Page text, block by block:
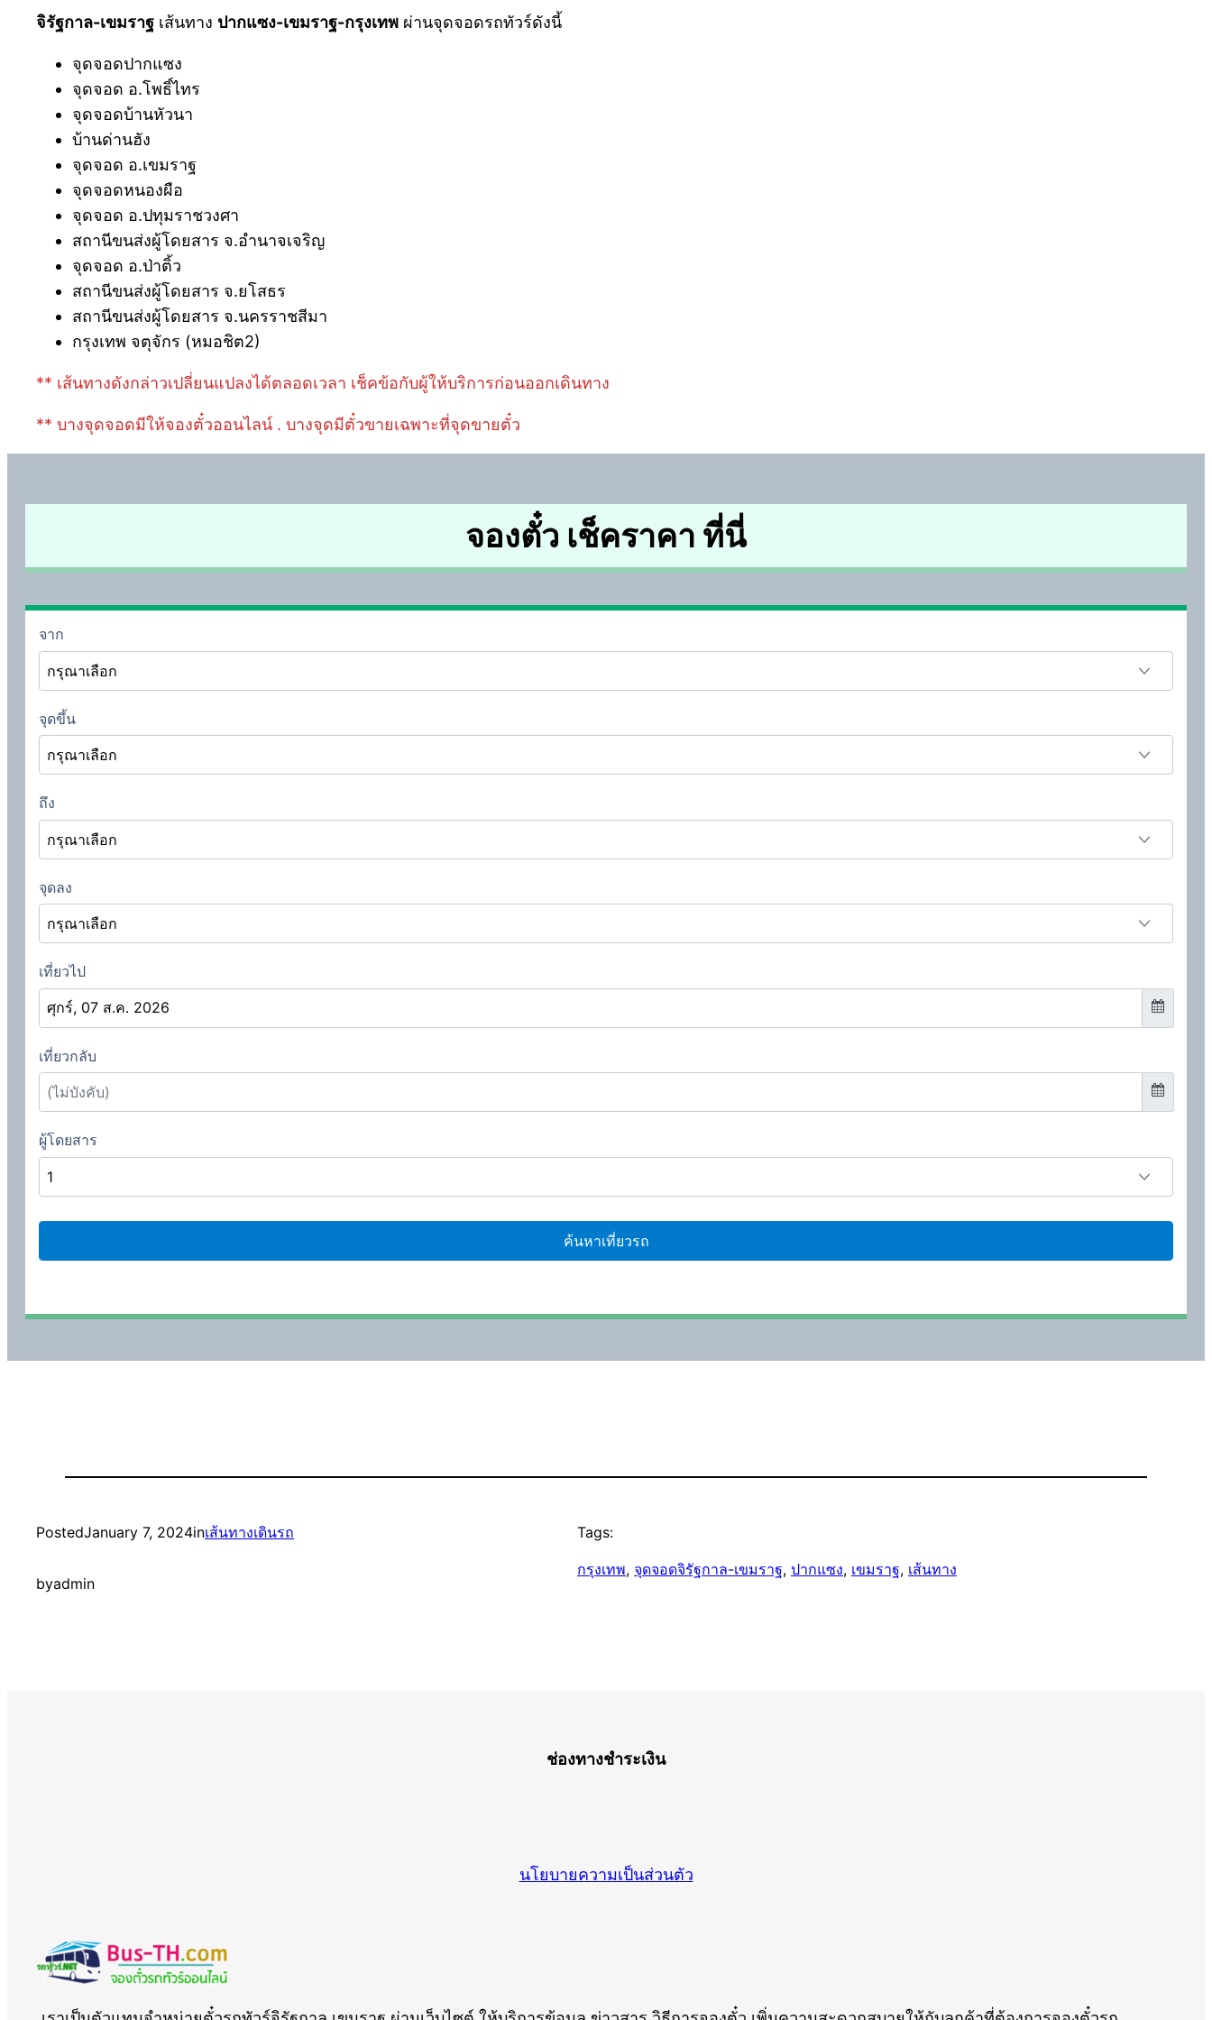
จิรัฐกาล-เขมราฐ เส้นทาง ปากแซง-เขมราฐ-กรุงเทพ ผ่านจุดจอดรถทัวร์ดังนี้
จุดจอดปากแซง
จุดจอด อ.โพธิ์ไทร
จุดจอดบ้านหัวนา
บ้านด่านฮัง
จุดจอด อ.เขมราฐ
จุดจอดหนองผือ
จุดจอด อ.ปทุมราชวงศา
สถานีขนส่งผู้โดยสาร จ.อำนาจเจริญ
จุดจอด อ.ป่าติ้ว
สถานีขนส่งผู้โดยสาร จ.ยโสธร
สถานีขนส่งผู้โดยสาร จ.นครราชสีมา
กรุงเทพ จตุจักร (หมอชิต2)
** เส้นทางดังกล่าวเปลี่ยนแปลงได้ตลอดเวลา เช็คข้อกับผู้ให้บริการก่อนออกเดินทาง
** บางจุดจอดมีให้จองตั๋วออนไลน์ . บางจุดมีตั๋วขายเฉพาะที่จุดขายตั๋ว
จองตั๋ว เช็คราคา ที่นี่
PostedJanuary 7, 2024inเส้นทางเดินรถ
byadmin
Tags:
กรุงเทพ, จุดจอดจิรัฐกาล-เขมราฐ, ปากแซง, เขมราฐ, เส้นทาง
ช่องทางชำระเงิน
นโยบายความเป็นส่วนตัว